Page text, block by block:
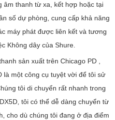
âm thanh từ xa, kết hợp hoặc tại
số dự phòng, cung cấp khả năng
máy phát được liên kết và tương
Không dây của Shure.
sản xuất trên Chicago PD ,
là một công cụ tuyệt vời để tôi sử
tôi di chuyển rất nhanh trong
tôi có thể dễ dàng chuyển từ
cho dù chúng tôi đang ở địa điểm